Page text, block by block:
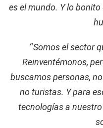
es el mundo. Y lo
“Somos el sector
Reinventémonos,
buscamos personas,
no turistas. Y para
tecnologías a